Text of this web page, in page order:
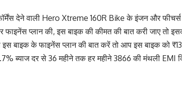
देने वाली Hero Xtreme 160R Bike के इंजन और
फाइनेंस प्लान की, इस बाइक की कीमत की बात करी जाए तो
बाइक के फाइनेंस प्लान की बात करें तो आप इस बाइक को
ब्याज दर से 36 महीने तक हर महीने 3866 की मंथली EMI